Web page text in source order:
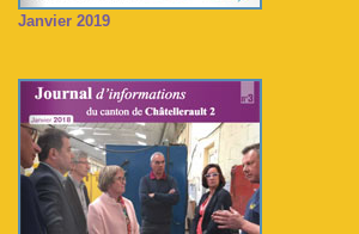
Janvier 2019